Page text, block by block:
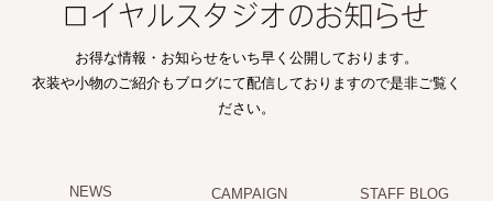
お得な情報・お知らせをいち早く公開しております。
衣装や小物のご紹介もブログにて配信しておりますので是非ご覧く
ださい。